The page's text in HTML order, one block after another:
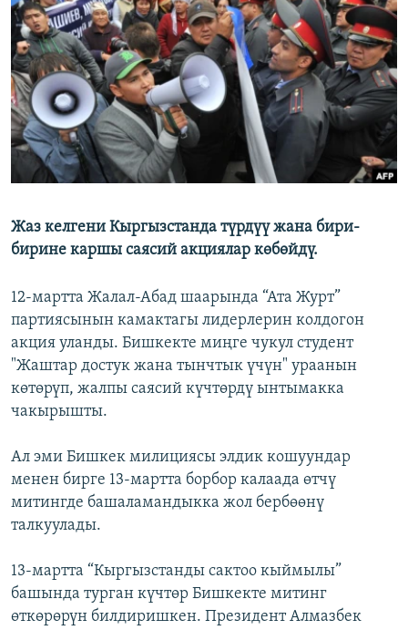
ДАНИСТЕ
ЭЖЕ-СИҢДИЛЕР
АЗАТТЫК+
ЫҢГАЙСЫЗ СУРООЛОР
ОНЛАЙН ШЕРИНЕ
ЭЕ/АРнун бардык сайттары
Жаз келгени Кыргызстанда түрдүү жана бири-
бирине каршы саясий акциялар көбөйдү.
12-мартта Жалал-Абад шаарында “Ата Журт”
партиясынын камактагы лидерлерин колдогон
акция уланды. Бишкекте миңге чукул студент
"Жаштар достук жана тынчтык үчүн" ураанын
көтөрүп, жалпы саясий күчтөрдү ынтымакка
чакырышты.
Ал эми Бишкек милициясы элдик кошуундар
менен бирге 13-мартта борбор калаада өтчү
митингде башаламандыкка жол бербөөнү
талкуулады.
13-мартта “Кыргызстанды сактоо кыймылы”
башында турган күчтөр Бишкекте митинг
өткөрөрүн билдиришкен. Президент Алмазбек